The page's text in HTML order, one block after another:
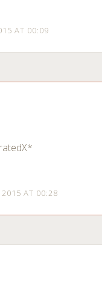
AT 00:09
2015 AT 00:28